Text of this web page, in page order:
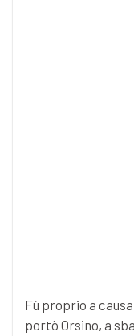
Fù proprio a
portò Orsino, a